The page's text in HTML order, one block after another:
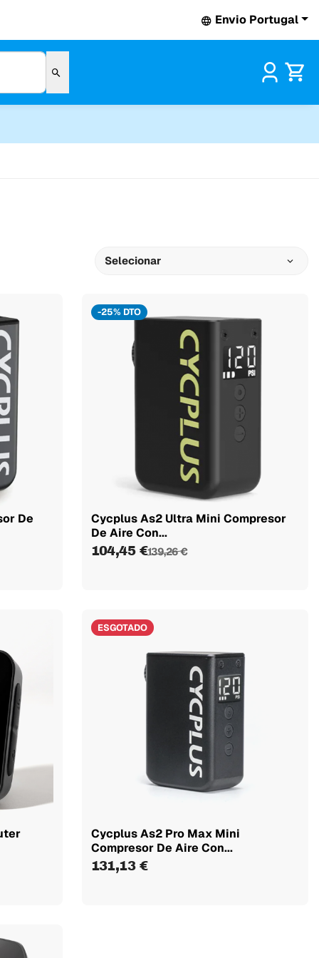
Envio Portugal
Selecionar
De
-25% DTO
Cycplus As2 Ultra Mini Compresor
De Aire Con...
104,45 €139,26 €
ESGOTADO
Cycplus As2 Pro Max Mini
Compresor De Aire Con...
131,13 €